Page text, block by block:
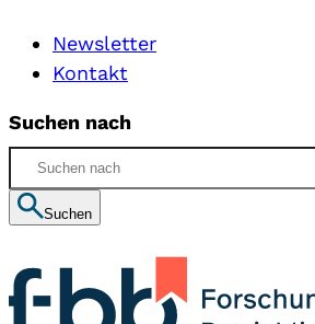
Newsletter
Kontakt
Suchen nach
Suchen